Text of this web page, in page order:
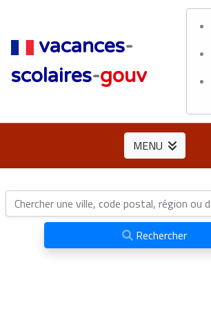
vacances-
scolaires-gouv
MENU
Rechercher